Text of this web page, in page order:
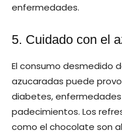
enfermedades.
5. Cuidado con el
El consumo desmedido
azucaradas puede
diabetes,
padecimientos. Los
como el chocolate son